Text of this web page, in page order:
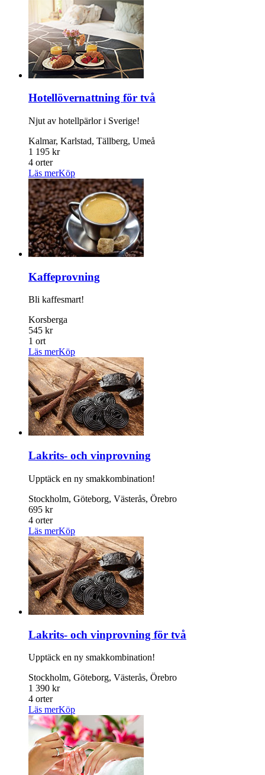
Hotellövernattning för två
Njut av hotellpärlor i Sverige!
Kalmar, Karlstad, Tällberg, Umeå
1 195 kr
4 orter
Läs merKöp
Kaffeprovning
Bli kaffesmart!
Korsberga
545 kr
1 ort
Läs merKöp
Lakrits- och vinprovning
Upptäck en ny smakkombination!
Stockholm, Göteborg, Västerås, Örebro
695 kr
4 orter
Läs merKöp
Lakrits- och vinprovning för två
Upptäck en ny smakkombination!
Stockholm, Göteborg, Västerås, Örebro
1 390 kr
4 orter
Läs merKöp